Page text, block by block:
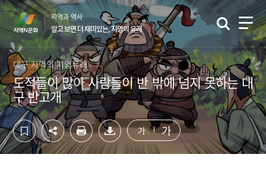
컨
텐
츠
영
역
바
로
가
기
하
단
영
역
바
로
가
기
지역과 역사
알고 보면 더 재미있는, 지명의 유래
대구 지역의 지명유래
도적들이 많아 사람들이 반 밖에 넘지 못하는 대
구 반고개
가 가